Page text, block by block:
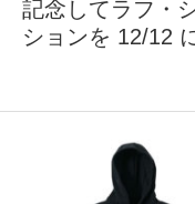
記念してラフ・
ションを 12/12